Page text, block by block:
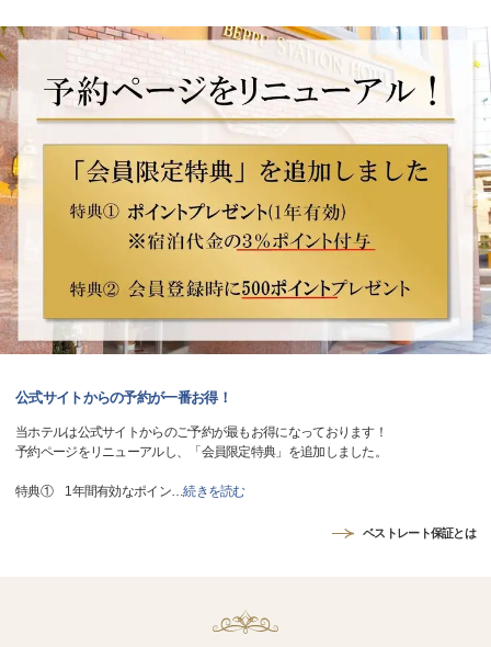
公式サイトからの予約が一番お得！
当ホテルは公式サイトからのご予約が最もお得になっております！
予約ページをリニューアルし、「会員限定特典」を追加しました。
特典① 1年間有効なポイン…続きを読む
ベストレート保証とは